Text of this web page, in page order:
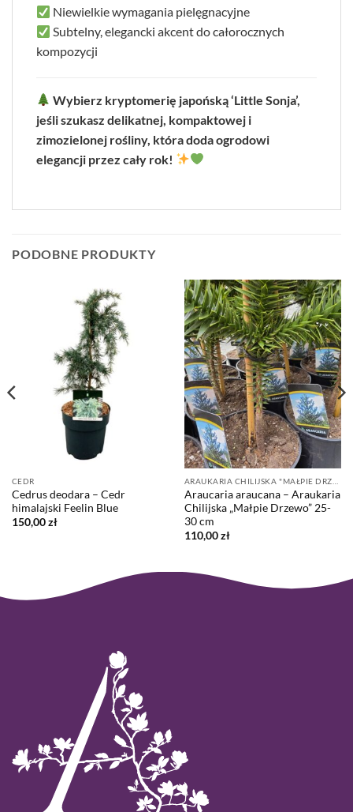
Niewielkie wymagania pielęgnacyjne
Subtelny, elegancki akcent do całorocznych
kompozycji
Wybierz kryptomerię japońską ‘Little Sonja’,
jeśli szukasz delikatnej, kompaktowej i
zimozielonej rośliny, która doda ogrodowi
elegancji przez cały rok!
PODOBNE PRODUKTY
CEDR
Cedrus deodara – Cedr
himalajski Feelin Blue
150,00zł
Araucaria araucana – Araukaria
Chilijska „Małpie Drzewo” 25-
30 cm
110,00zł